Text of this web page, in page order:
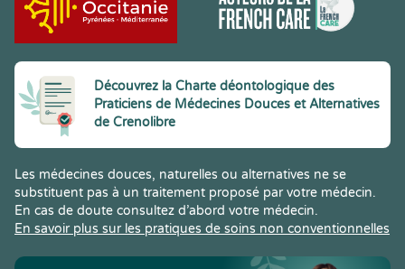
Découvrez la Charte déontologique des
Praticiens de Médecines Douces et Alternatives
de Crenolibre
Les médecines douces, naturelles ou alternatives ne se
substituent pas à un traitement proposé par votre médecin.
En cas de doute consultez d’abord votre médecin.
En savoir plus sur les pratiques de soins non conventionnelles